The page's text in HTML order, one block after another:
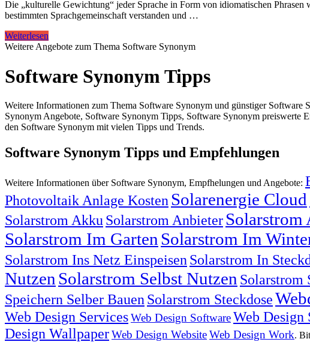
Die „kulturelle Gewichtung“ jeder Sprache in Form von idiomatischen
bestimmten Sprachgemeinschaft verstanden und …
Weiterlesen
Weitere Angebote zum Thema Software Synonym
Software Synonym Tipps
Weitere Informationen zum Thema Software Synonym und günstiger
Synonym Angebote, Software Synonym Tipps, Software Synonym preiswerte
den Software Synonym mit vielen Tipps und Trends.
Software Synonym Tipps und Empfehlungen
Weitere Informationen über Software Synonym, Empfhelungen und Angebote:
Photovoltaik Anlage Kosten Solarenergie Cloud
Solarstrom Akku Solarstrom Anbieter Solarstrom
Solarstrom Im Garten Solarstrom Im
Solarstrom Ins Netz Einspeisen Solarstrom In
Nutzen Solarstrom Selbst Nutzen Solarstrom
Speichern Selber Bauen Solarstrom Steckdose
Web Design ServicesWeb Design SoftwareWeb Design
Design WallpaperWeb Design WebsiteWeb Design Work.